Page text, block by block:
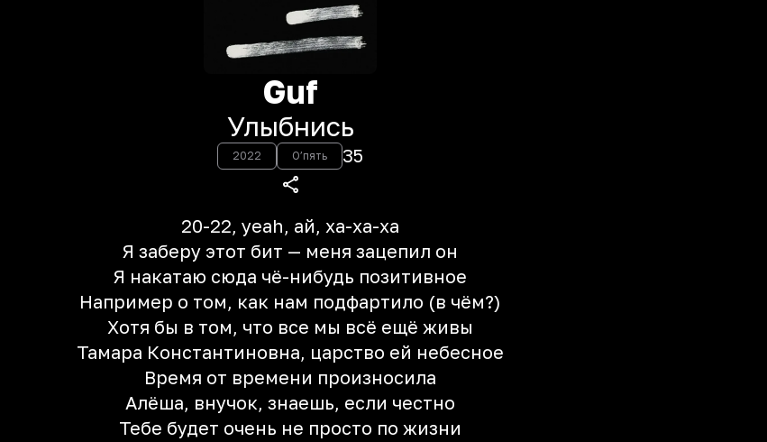
Guf
Улыбнись
2022 О’пять 35
20-22, yeah, ай, ха-ха-ха
Я заберу этот бит — меня зацепил он
Я накатаю сюда чё-нибудь позитивное
Например о том, как нам подфартило (в чём?)
Хотя бы в том, что все мы всё ещё живы
Тамара Константиновна, царство ей небесное
Время от времени произносила
Алёша, внучок, знаешь, если честно
Тебе будет очень не просто по жизни